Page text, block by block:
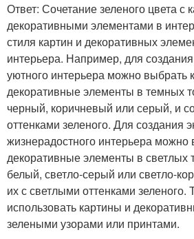
Ответ: Сочетание зеленого цвета с
декоративными элементами в
стиля картин и декоративных
интерьера. Например, для
уютного интерьера можно выбрать
декоративные элементы в темных
черный, коричневый или серый, и
оттенками зеленого. Для создания
жизнерадостного интерьера можно
декоративные элементы в светлых
белый, светло-серый или светло-
их с светлыми оттенками
использовать картины и
зелеными узорами или принтами.